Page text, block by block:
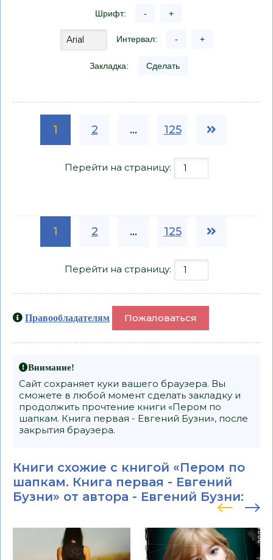
Шрифт: - +
Интервал: - +
Закладка: Сделать
1 2 ... 125
Перейти на страницу:
1 2 ... 125
Перейти на страницу:
Правообладателям Пожаловаться
Внимание!
Сайт сохраняет куки вашего браузера. Вы
сможете в любой момент сделать закладку и
продолжить прочтение книги «Пером по
шапкам. Книга первая - Евгений Бузни», после
закрытия браузера.
Книги схожие с книгой «Пером по
шапкам. Книга первая - Евгений
Бузни» от автора - Евгений Бузни: